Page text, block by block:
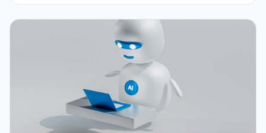
く。業界の方向転換を示唆する発言。